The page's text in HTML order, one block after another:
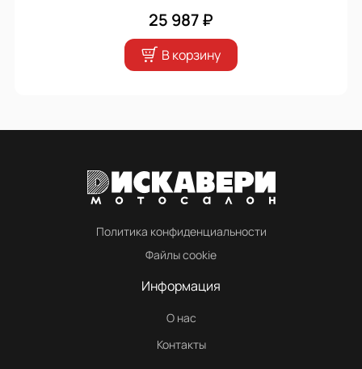
25 987 ₽
В корзину
Политика конфиденциальности
Файлы cookie
Информация
О нас
Контакты